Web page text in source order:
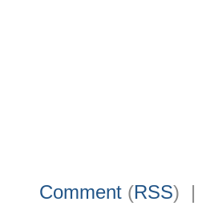
Comment (RSS) |